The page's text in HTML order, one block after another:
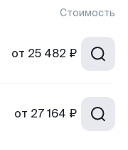
Стоимость
от 25 482 ₽
от 27 164 ₽